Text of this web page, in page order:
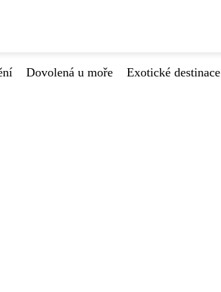
Dovolená u moře Exotické destinace